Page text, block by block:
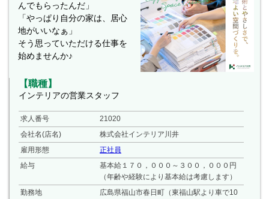
んでもらったんだ」
「やっぱり自分の家は、居心
地がいいなぁ」
そう思っていただける仕事を
始めませんか♪
【職種】
インテリアの営業スタッフ
求人番号
21020
会社名(店名)
株式会社インテリア川井
雇用形態
正社員
給与
基本給１７０，０００～３００，０００円
（年齢や経験により基本給は考慮します）
勤務地
広島県福山市春日町（東福山駅より車で10